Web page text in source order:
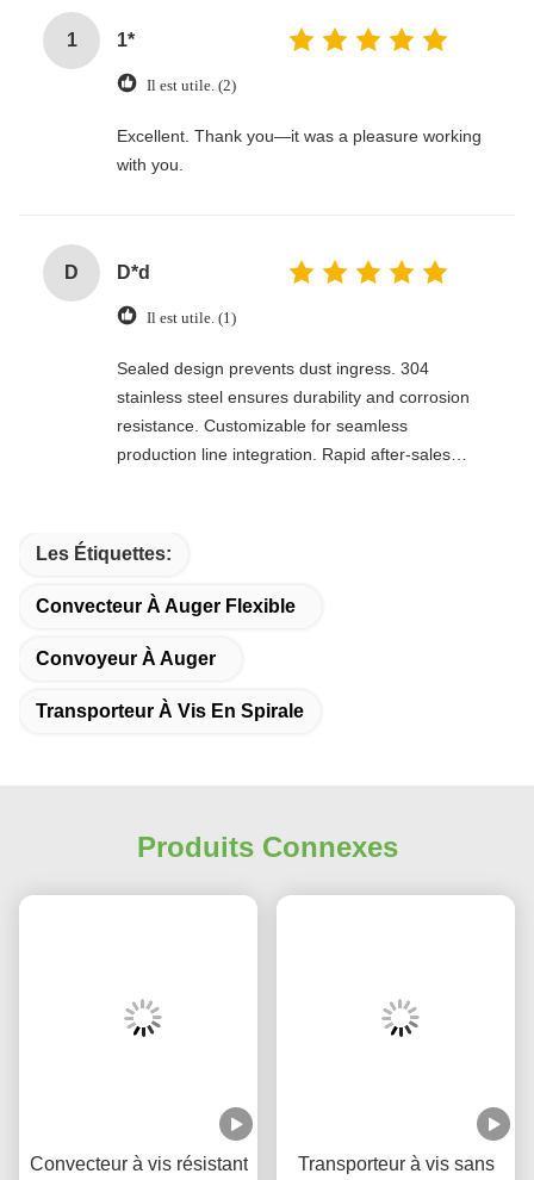
1 1*
Il est utile. (2)
Excellent. Thank you—it was a pleasure working
with you.
D D*d
Il est utile. (1)
Sealed design prevents dust ingress. 304
stainless steel ensures durability and corrosion
resistance. Customizable for seamless
production line integration. Rapid after-sales
Les Étiquettes:
Convecteur À Auger Flexible
Convoyeur À Auger
Transporteur À Vis En Spirale
Produits Connexes
Convecteur à vis résistant
Transporteur à vis sans